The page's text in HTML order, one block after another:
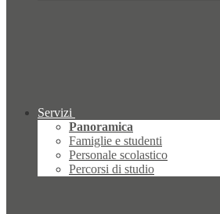
Servizi
Panoramica
Famiglie e studenti
Personale scolastico
Percorsi di studio